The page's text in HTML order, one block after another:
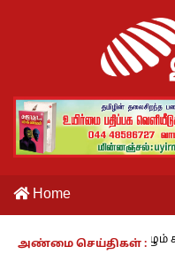
Home
அண்மை செய்திகள் :
நாம் வாழும்